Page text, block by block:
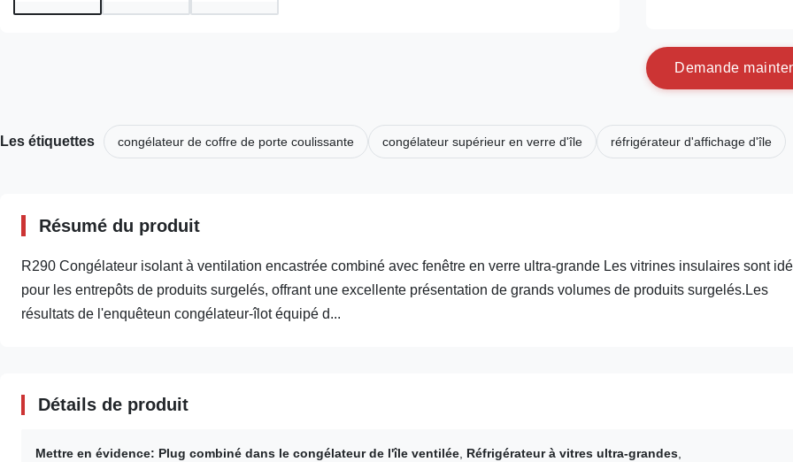
Demande mainte
Les étiquettes congélateur de coffre de porte coulissante congélateur supérieur en verre d'île réfrigérateur d'affichage d'île
Résumé du produit
R290 Congélateur isolant à ventilation encastrée combiné avec fenêtre en verre ultra-grande Les vitrines insulaires sont
pour les entrepôts de produits surgelés, offrant une excellente présentation de grands volumes de produits surgelés.Les
résultats de l'enquêteun congélateur-îlot équipé d...
Détails de produit
Mettre en évidence: Plug combiné dans le congélateur de l'île ventilée Réfrigérateur à vitres ultra-grandes